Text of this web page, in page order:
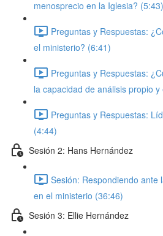
menosprecio en la Iglesia? (5:43)
Preguntas y Respuestas:
el ministerio? (6:41)
Preguntas y Respuestas:
la capacidad de análisis propio
Preguntas y Respuestas:
(4:44)
Sesión 2: Hans Hernández
Sesión: Respondiendo ante
en el ministerio (36:46)
Sesión 3: Ellie Hernández